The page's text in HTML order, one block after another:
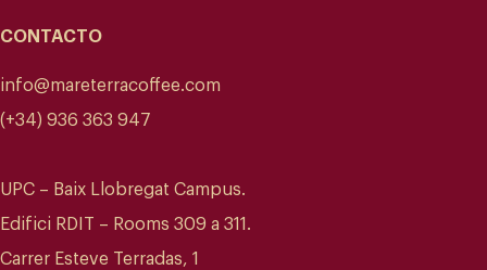
CONTACTO
info@mareterracoffee.com
(+34) 936 363 947
UPC – Baix Llobregat Campus.
Edifici RDIT – Rooms 309 a 311.
Carrer Esteve Terradas, 1